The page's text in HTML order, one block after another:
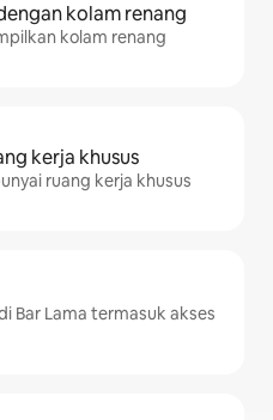
kolam renang
kolam renang
kerja khusus
ruang kerja khusus
Bar Lama termasuk akses